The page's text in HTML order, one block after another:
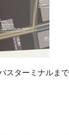
スターミナルまで